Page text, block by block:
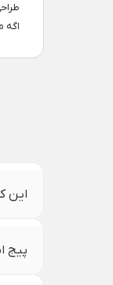
این
پیج